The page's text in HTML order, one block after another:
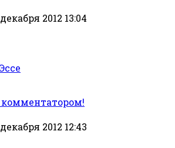
2012 13:04
Эссе
2012 12:43